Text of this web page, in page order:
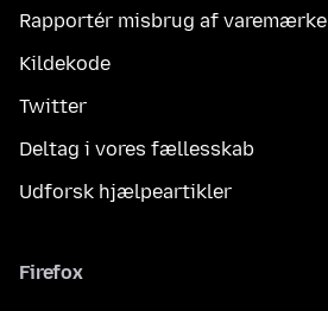
Rapportér misbrug af varemærke
Kildekode
Twitter
Deltag i vores fællesskab
Udforsk hjælpeartikler
Firefox